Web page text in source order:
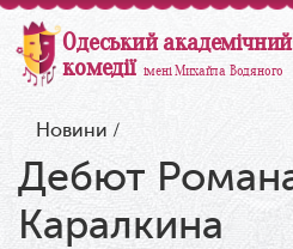
Одеський
комедії імені Михайла Водяного
Новини /
Дебют
Каралкина